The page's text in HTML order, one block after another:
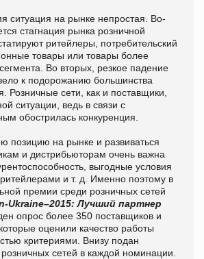
ситуация на рынке непростая. Во-
стагнация рынка розничной
ритейлеры, потребительский
товары или товары более
Во вторых, резкое падение
к подорожанию большинства
Розничные сети, как и поставщики,
ситуации, ведь в связи с
обострилась конкуренция.
позицию на рынке и развиваться
и дистрибьюторам очень важна
выгодные условия
ритейлерами и т. д. Именно поэтому в
премии среди розничных сетей
Ukraine–2015: Лучший партнер
опрос более 350 поставщиков и
оценили качество работы
критериями. Внизу подан
сетей в каждой номинации.